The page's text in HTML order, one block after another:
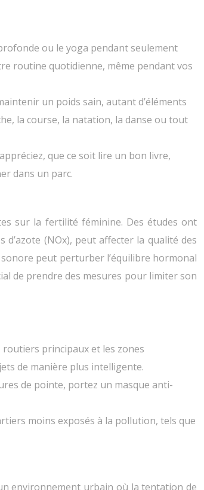
ou le yoga pendant seulement
routine quotidienne, même pendant vos
un poids sain, autant d’éléments
la course, la natation, la danse ou tout
que ce soit lire un bon livre,
dans un parc.
sur la fertilité féminine. Des études ont
(NOx), peut affecter la qualité des
peut perturber l’équilibre hormonal
de prendre des mesures pour limiter son
routiers principaux et les zones
de manière plus intelligente.
de pointe, portez un masque anti-
moins exposés à la pollution, tels que
environnement urbain où la tentation de